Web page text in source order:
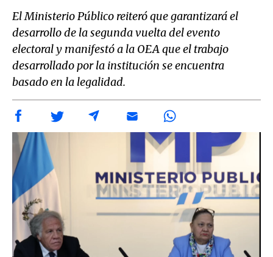
El Ministerio Público reiteró que garantizará el
desarrollo de la segunda vuelta del evento
electoral y manifestó a la OEA que el trabajo
desarrollado por la institución se encuentra
basado en la legalidad.